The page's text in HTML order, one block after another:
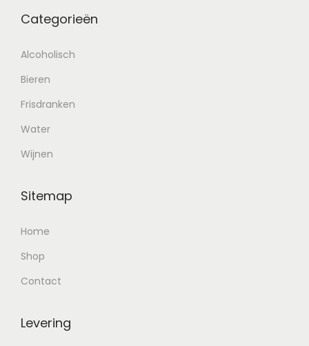
Categorieën
Alcoholisch
Bieren
Frisdranken
Water
Wijnen
Sitemap
Home
Shop
Contact
Levering